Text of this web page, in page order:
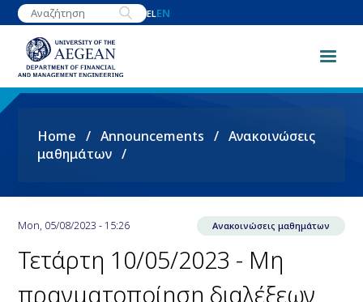
Skip
to
content
ELEN
Breadcrumb
Home Announcements
Ανακοινώσεις
μαθημάτων
Mon, 05/08/2023 - 15:26 Ανακοινώσεις μαθημάτων
Τετάρτη 10/05/2023 - Μη
πραγματοποίηση διαλέξεων